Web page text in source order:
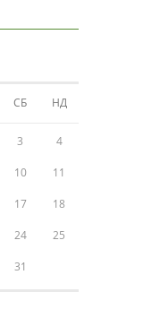
СБ НД
3 4
10 11
17 18
24 25
31